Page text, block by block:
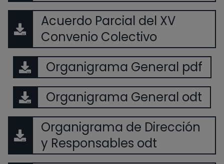
Acuerdo Parcial del XV
Convenio Colectivo
Organigrama General pdf
Organigrama General odt
Organigrama de Dirección
y Responsables odt